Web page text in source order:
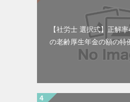
【社労士 選択式】正解
の老齢厚生年金の額の特